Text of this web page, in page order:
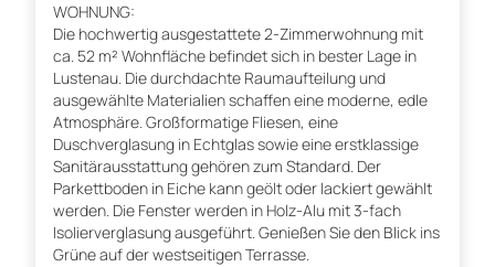
WOHNUNG:
Die hochwertig ausgestattete 2-Zimmerwohnung mit
ca. 52 m² Wohnfläche befindet sich in bester Lage in
Lustenau. Die durchdachte Raumaufteilung und
ausgewählte Materialien schaffen eine moderne, edle
Atmosphäre. Großformatige Fliesen, eine
Duschverglasung in Echtglas sowie eine erstklassige
Sanitärausstattung gehören zum Standard. Der
Parkettboden in Eiche kann geölt oder lackiert gewählt
werden. Die Fenster werden in Holz-Alu mit 3-fach
Isolierverglasung ausgeführt. Genießen Sie den Blick ins
Grüne auf der westseitigen Terrasse.